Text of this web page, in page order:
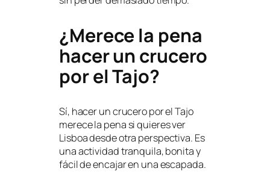
¿Merece la pena
hacer un crucero
por el Tajo?
Sí, hacer un crucero por el Tajo
merece la pena si quieres ver
Lisboa desde otra perspectiva. Es
una actividad tranquila, bonita y
fácil de encajar en una escapada.